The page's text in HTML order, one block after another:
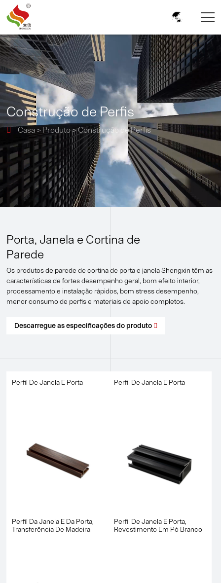
Construção de Perfis
 Casa > Produto>Construção de Perfis
Porta, Janela e Cortina de
Parede
Os produtos de parede de cortina de porta e janela Shengxin têm as
características de fortes desempenho geral, bom efeito interior,
processamento e instalação rápidos, bom stress desempenho,
menor consumo de perfis e materiais de apoio completos.
Descarregue as especificações do produto 
Perfil De Janela E Porta Perfil De Janela E Porta
Perfil Da Janela E Da Porta,
Transferência De Madeira
Perfil De Janela E Porta,
Revestimento Em Pó Branco